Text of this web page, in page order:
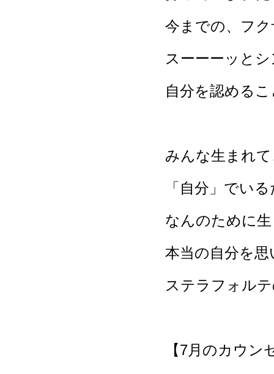
今までの、フ
スーーーッと
自分を認める
みんな生まれ
「自分」でい
なんのために
本当の自分を
ステラフォル
【7月のカウン